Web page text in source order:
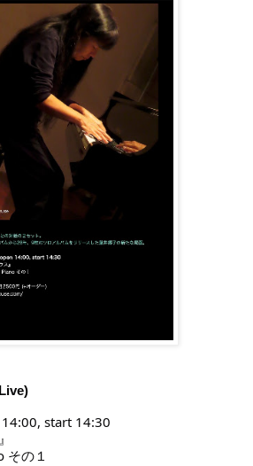
start 14:30
その１